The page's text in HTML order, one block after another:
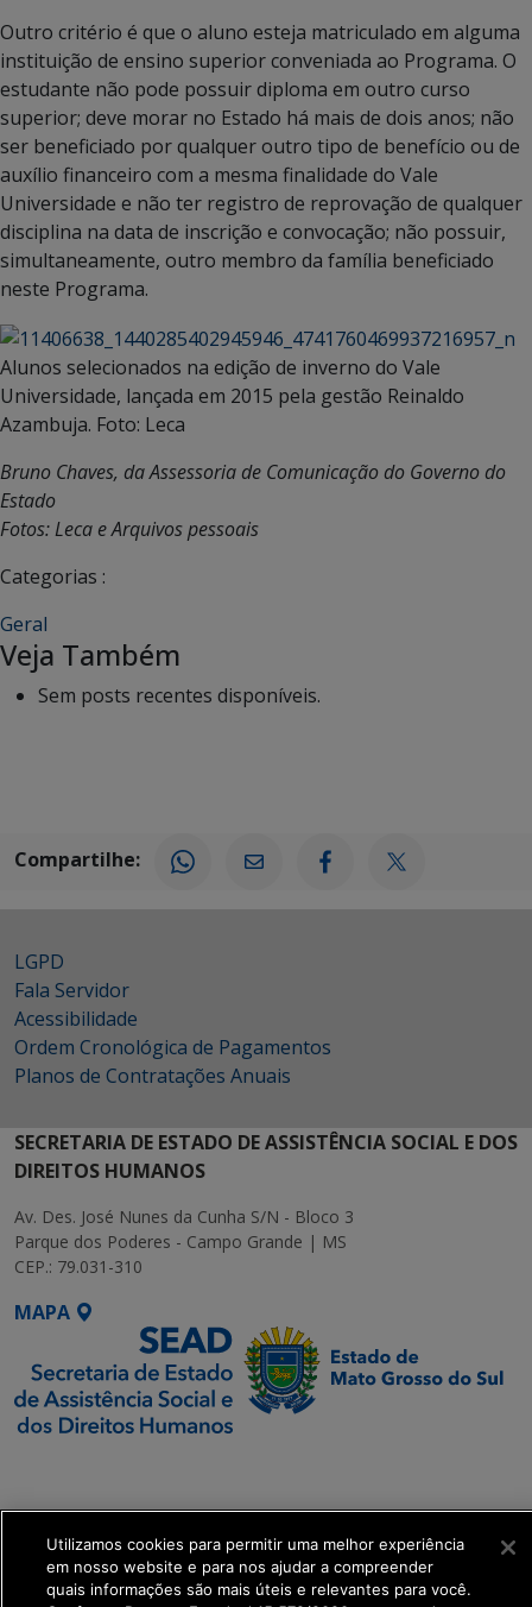
Outro critério é que o aluno esteja matriculado em alguma
instituição de ensino superior conveniada ao Programa. O
estudante não pode possuir diploma em outro curso
superior; deve morar no Estado há mais de dois anos; não
ser beneficiado por qualquer outro tipo de benefício ou de
auxílio financeiro com a mesma finalidade do Vale
Universidade e não ter registro de reprovação de qualquer
disciplina na data de inscrição e convocação; não possuir,
simultaneamente, outro membro da família beneficiado
neste Programa.
Alunos selecionados na edição de inverno do Vale
Universidade, lançada em 2015 pela gestão Reinaldo
Azambuja. Foto: Leca
Bruno Chaves, da Assessoria de Comunicação do Governo do
Estado
Fotos: Leca e Arquivos pessoais
Categorias :
Geral
Veja Também
Sem posts recentes disponíveis.
Compartilhe:
LGPD
Fala Servidor
Acessibilidade
Ordem Cronológica de Pagamentos
Planos de Contratações Anuais
SECRETARIA DE ESTADO DE ASSISTÊNCIA SOCIAL E DOS
DIREITOS HUMANOS
Av. Des. José Nunes da Cunha S/N - Bloco 3
Parque dos Poderes - Campo Grande | MS
CEP.: 79.031-310
MAPA
Transformação Digital
get_footer();
Utilizamos cookies para permitir uma melhor experiência
em nosso website e para nos ajudar a compreender
quais informações são mais úteis e relevantes para você.